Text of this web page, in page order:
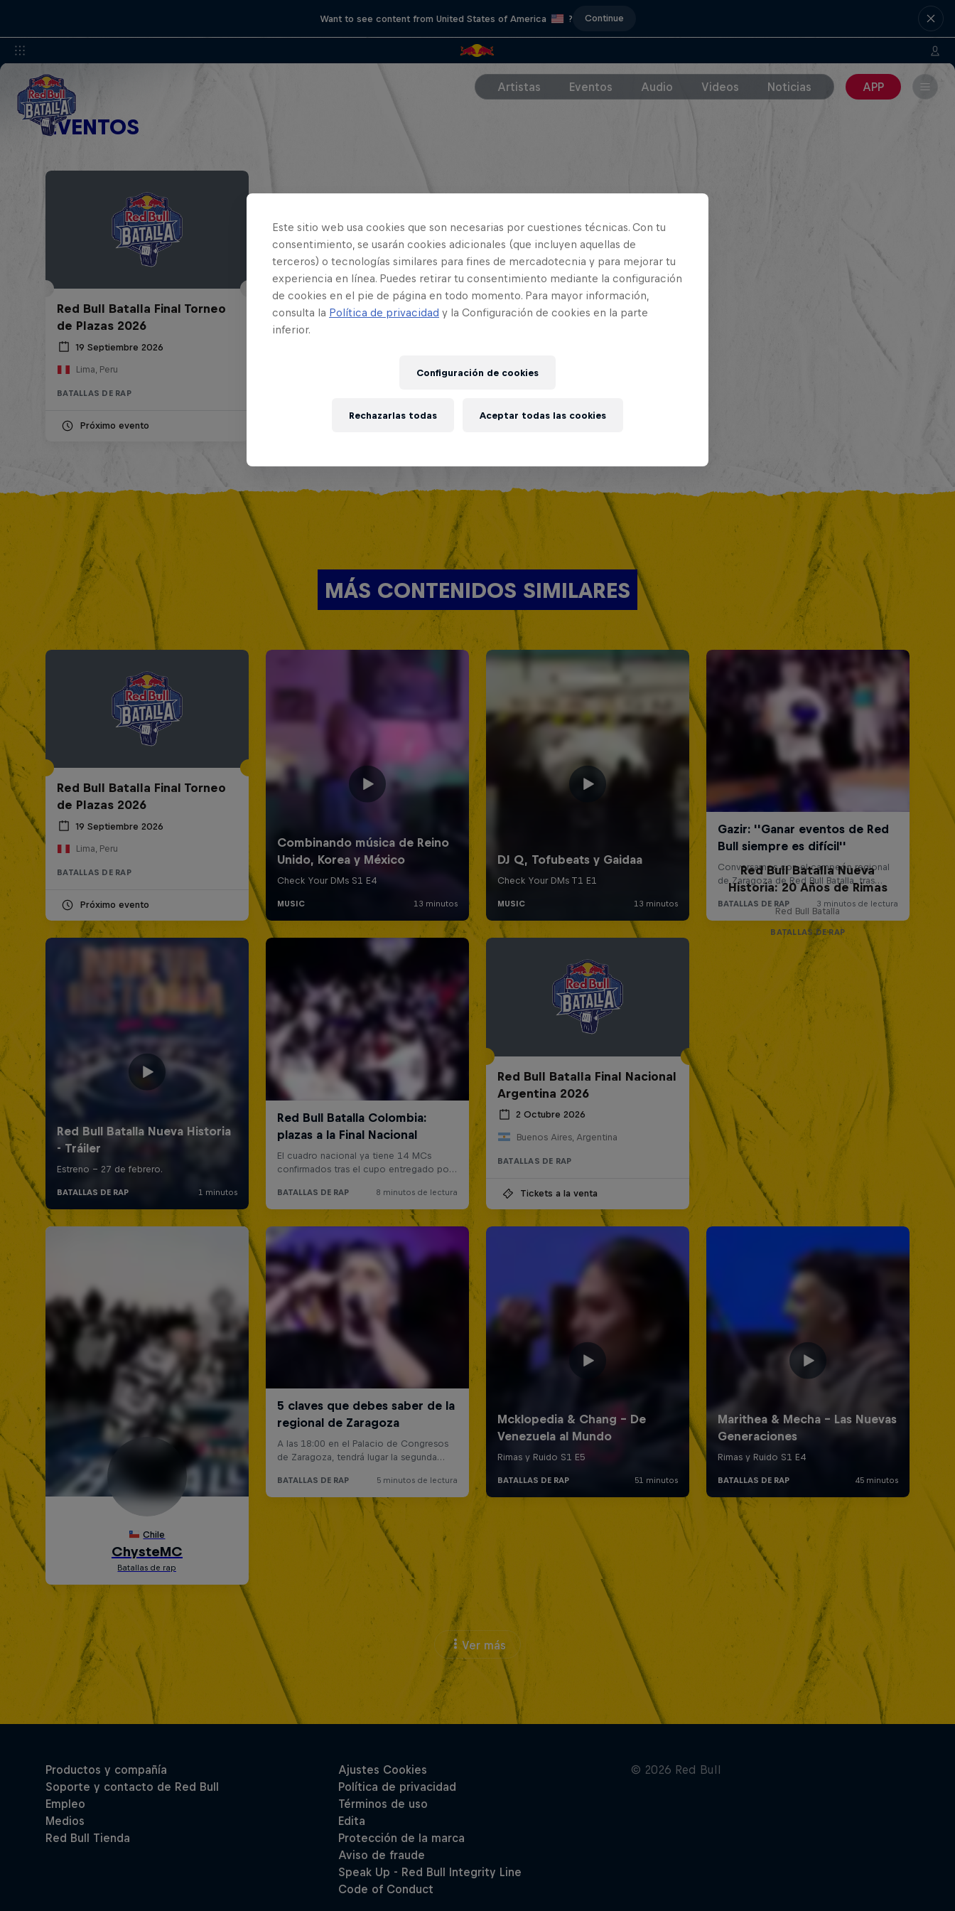
Want to see content from United States of America ? Continue
Artistas Eventos Audio Videos Noticias APP
EVENTOS
Red Bull Batalla Final Torneo
de Plazas 2026
19 Septiembre 2026
Lima, Peru
BATALLAS DE RAP
Próximo evento
MÁS CONTENIDOS SIMILARES
Red Bull Batalla Final Torneo
de Plazas 2026
19 Septiembre 2026
Lima, Peru
BATALLAS DE RAP
Próximo evento
Red Bull Batalla Final Nacional
Argentina 2026
2 Octubre 2026
Buenos Aires, Argentina
BATALLAS DE RAP
Tickets a la venta
Red Bull Batalla Nueva
Historia: 20 Años de Rimas
Red Bull Batalla
BATALLAS DE RAP
Ver más
Este sitio web usa cookies que son necesarias por cuestiones técnicas. Con tu
consentimiento, se usarán cookies adicionales (que incluyen aquellas de
terceros) o tecnologías similares para fines de mercadotecnia y para mejorar tu
experiencia en línea. Puedes retirar tu consentimiento mediante la configuración
de cookies en el pie de página en todo momento. Para mayor información,
consulta la Política de privacidad y la Configuración de cookies en la parte
inferior.
Configuración de cookies
Rechazarlas todas Aceptar todas las cookies